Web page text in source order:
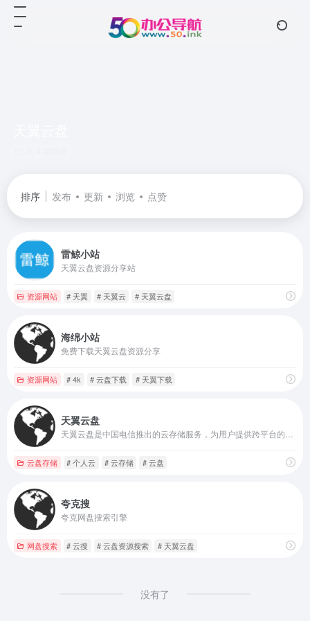
排序 发布 更新 浏览 点赞
雷鲸小站
天翼云盘资源分享站
资源网站 # 天翼 # 天翼云 # 天翼云盘
海绵小站
免费下载天翼云盘资源分享
资源网站 # 4k # 云盘下载 # 天翼下载
天翼云盘
云盘存储 # 个人云 # 云存储 # 云盘
夸克搜
夸克网盘搜索引擎
网盘搜索 # 云搜 # 云盘资源搜索 # 天翼云盘
没有了